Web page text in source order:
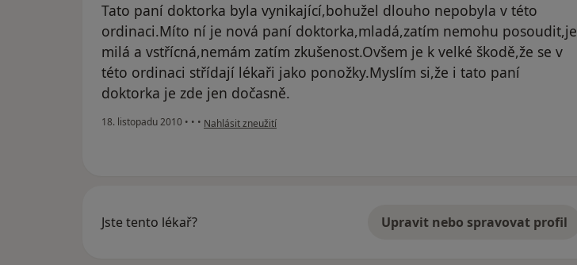
Tato paní doktorka byla vynikající,bohužel dlouho nepobyla v této
ordinaci.Míto ní je nová paní doktorka,mladá,zatím nemohu posoudit,je
milá a vstřícná,nemám zatím zkušenost.Ovšem je k velké škodě,že se v
této ordinaci střídají lékaři jako ponožky.Myslím si,že i tato paní
doktorka je zde jen dočasně.
18. listopadu 2010 • • • podle názoru uživatele Pacient
Nahlásit zneužití
Jste tento lékař? Upravit nebo spravovat profil